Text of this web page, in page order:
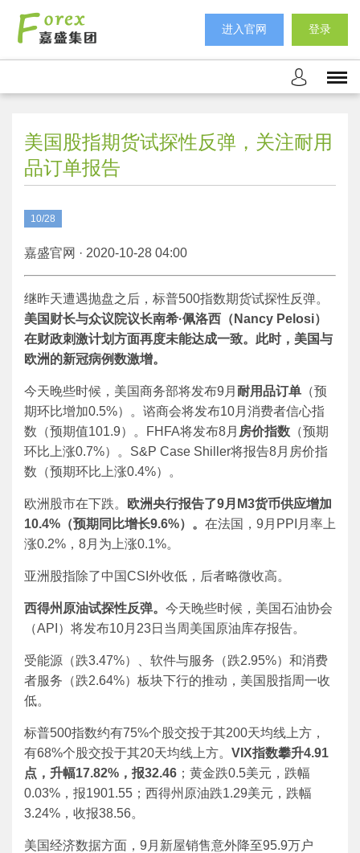
进入官网 登录
美国股指期货试探性反弹，关注耐用
品订单报告
10/28
嘉盛官网 · 2020-10-28 04:00
继昨天遭遇抛盘之后，标普500指数期货试探性反弹。
美国财长与众议院议长南希·佩洛西（ Nancy Pelosi）
在财政刺激计划方面再度未能达成一致。此时，美国与
欧洲的新冠病例数激增。
今天晚些时候，美国商务部将发布9月 耐用品订单 （预
期环比增加0.5%）。谘商会将发布10月消费者信心指
数（预期值101.9）。FHFA将发布8月 房价指数 （预期
环比上涨0.7%）。S&P Case Shiller将报告8月房价指
数（预期环比上涨0.4%）。
欧洲股市在下跌。 欧洲央行报告了9月 M3货币供应增加
10.4% （预期同比增长9.6%）。 在法国，9月PPI月率上
涨0.2%，8月为上涨0.1%。
亚洲股指除了中国CSI外收低，后者略微收高。
西得州原油试探性反弹。 今天晚些时候，美国石油协会
（API）将发布10月23日当周美国原油库存报告。
受能源（跌3.47%）、软件与服务（跌2.95%）和消费
者服务（跌2.64%）板块下行的推动，美国股指周一收
低。
标普500指数约有75%个股交投于其200天均线上方，
有68%个股交投于其20天均线上方。 VIX指数攀升4.91
点，升幅17.82% ，报32.46 ；黄金跌0.5美元，跌幅
0.03%，报1901.55；西得州原油跌1.29美元，跌幅
3.24%，收报38.56。
美国经济数据方面，9月新屋销售意外降至95.9万户